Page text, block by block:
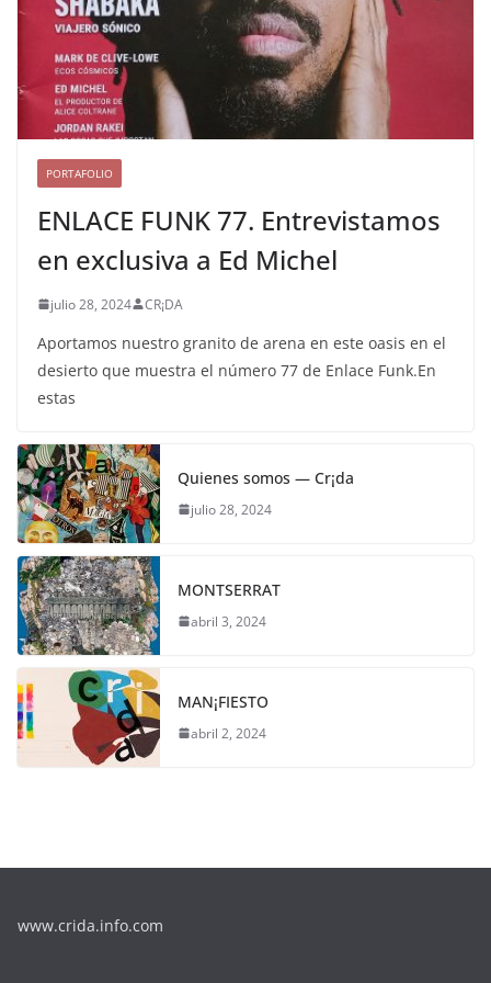
PORTAFOLIO
ENLACE FUNK 77. Entrevistamos
en exclusiva a Ed Michel
julio 28, 2024 CR¡DA
Aportamos nuestro granito de arena en este oasis en el
desierto que muestra el número 77 de Enlace Funk.En
estas
Quienes somos — Cr¡da
julio 28, 2024
MONTSERRAT
abril 3, 2024
MAN¡FIESTO
abril 2, 2024
www.crida.info.com